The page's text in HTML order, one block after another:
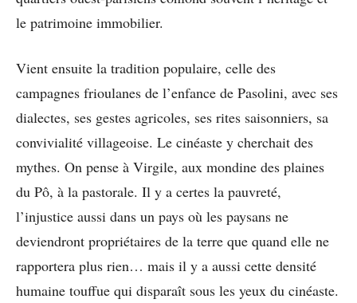
le patrimoine immobilier.
Vient ensuite la tradition populaire, celle des
campagnes frioulanes de l’enfance de Pasolini, avec ses
dialectes, ses gestes agricoles, ses rites saisonniers, sa
convivialité villageoise. Le cinéaste y cherchait des
mythes. On pense à Virgile, aux mondine des plaines
du Pô, à la pastorale. Il y a certes la pauvreté,
l’injustice aussi dans un pays où les paysans ne
deviendront propriétaires de la terre que quand elle ne
rapportera plus rien… mais il y a aussi cette densité
humaine touffue qui disparaît sous les yeux du cinéaste.